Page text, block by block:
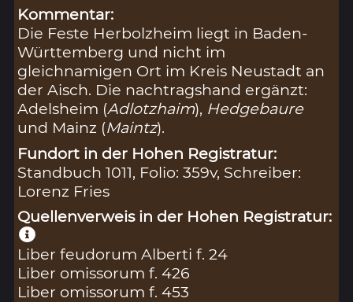
Kommentar:
Die Feste Herbolzheim liegt in Baden-
Württemberg und nicht im
gleichnamigen Ort im Kreis Neustadt an
der Aisch. Die nachtragshand ergänzt:
Adelsheim (Adlotzhaim), Hedgebaure
und Mainz (Maintz).
Fundort in der Hohen Registratur:
Standbuch 1011, Folio: 359v, Schreiber:
Lorenz Fries
Quellenverweis in der Hohen Registratur:
Liber feudorum Alberti f. 24
Liber omissorum f. 426
Liber omissorum f. 453